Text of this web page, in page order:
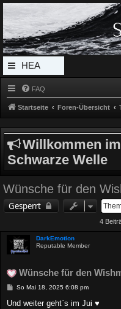
Radio Schwarze Welle Forum
Das Radio mit den Besten Dunklen
HEA
DERL
MEN
U
FAQ
Startseite Foren-Übersicht
Willkommen
Schwarze Welle
Wünsche für den
Gesperrt
4
DarkEmotion
Reputable Member
Wünsche für den
B
i
So Mai 18, 2025 6:08 pm
Und weiter geht`s im Jui ♥